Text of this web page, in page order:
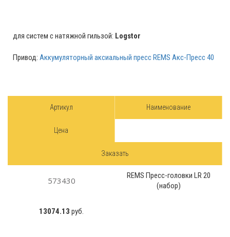
для систем с натяжной гильзой: Logstor
Привод: Аккумуляторный аксиальный пресс REMS Акс-Пресс 40
Артикул Наименование
Цена
Заказать
573430
REMS Пресс-головки LR 20
(набор)
13074.13 руб.